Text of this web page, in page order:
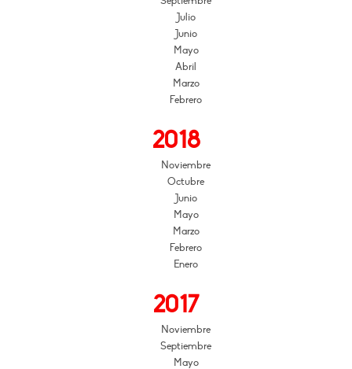
Julio
Junio
Mayo
Abril
Marzo
Febrero
2018
Noviembre
Octubre
Junio
Mayo
Marzo
Febrero
Enero
2017
Noviembre
Septiembre
Mayo